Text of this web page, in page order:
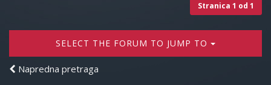
Stranica 1 od 1
SELECT THE FORUM TO JUMP TO
Napredna pretraga